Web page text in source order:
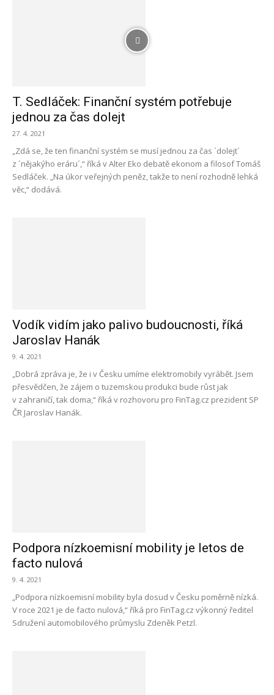
T. Sedláček: Finanční systém potřebuje
jednou za čas dolejt
27. 4. 2021
„Zdá se, že ten finanční systém se musí jednou za čas ´dolejt´
z ´nějakýho eráru´,“ říká v Alter Eko debatě ekonom a filosof Tomáš
Sedláček. „Na úkor veřejných peněz, takže to není rozhodně lehká
věc,“ dodává.
Vodík vidím jako palivo budoucnosti, říká
Jaroslav Hanák
9. 4. 2021
„Dobrá zpráva je, že i v Česku umíme elektromobily vyrábět. Jsem
přesvědčen, že zájem o tuzemskou produkci bude růst jak
v zahraničí, tak doma,“ říká v rozhovoru pro FinTag.cz prezident SP
ČR Jaroslav Hanák.
Podpora nízkoemisní mobility je letos de
facto nulová
9. 4. 2021
„Podpora nízkoemisní mobility byla dosud v Česku poměrně nízká.
V roce 2021 je de facto nulová,“ říká pro FinTag.cz výkonný ředitel
Sdružení automobilového průmyslu Zdeněk Petzl.